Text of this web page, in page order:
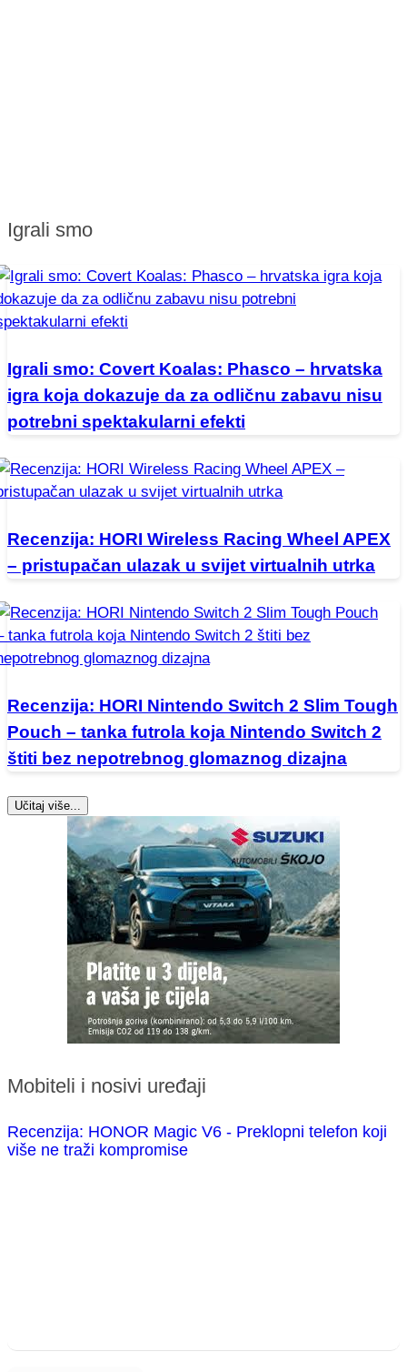
Igrali smo
Igrali smo: Covert Koalas: Phasco – hrvatska
igra koja dokazuje da za odličnu zabavu nisu
potrebni spektakularni efekti
Recenzija: HORI Wireless Racing Wheel APEX
– pristupačan ulazak u svijet virtualnih utrka
Recenzija: HORI Nintendo Switch 2 Slim Tough
Pouch – tanka futrola koja Nintendo Switch 2
štiti bez nepotrebnog glomaznog dizajna
Učitaj više...
Mobiteli i nosivi uređaji
Recenzija: HONOR Magic V6 - Preklopni telefon koji
više ne traži kompromise